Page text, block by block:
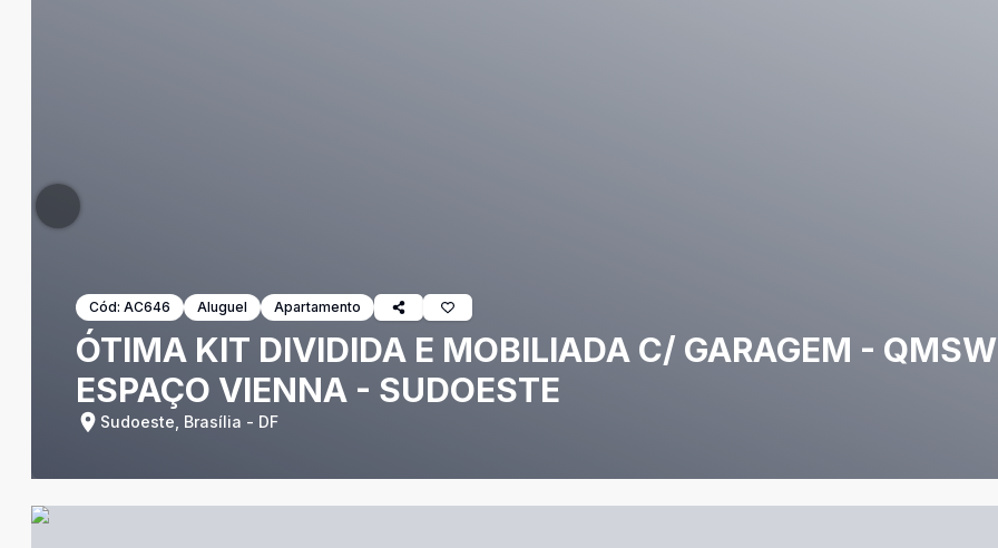
Cód: AC646 Aluguel Apartamento
ÓTIMA KIT DIVIDIDA E MOBILIADA C/ GARAGEM -
ESPAÇO VIENNA - SUDOESTE
Sudoeste, Brasília - DF